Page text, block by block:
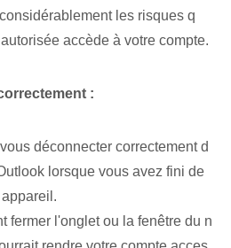
les risques q
accède à votre compte.
:
déconnecter correctement d
lorsque vous avez fini de
fermer l'onglet ou la fenêtre du n